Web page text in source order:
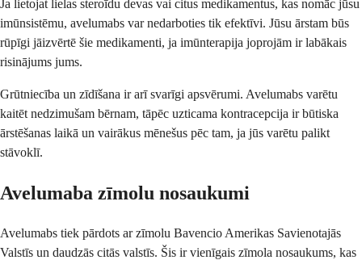
Ja lietojat lielas steroīdu devas vai citus medikamentus, kas nomāc jūsu
imūnsistēmu, avelumabs var nedarboties tik efektīvi. Jūsu ārstam būs
rūpīgi jāizvērtē šie medikamenti, ja imūnterapija joprojām ir labākais
risinājums jums.
Grūtniecība un zīdīšana ir arī svarīgi apsvērumi. Avelumabs varētu
kaitēt nedzimušam bērnam, tāpēc uzticama kontracepcija ir būtiska
ārstēšanas laikā un vairākus mēnešus pēc tam, ja jūs varētu palikt
stāvoklī.
Avelumaba zīmolu nosaukumi
Avelumabs tiek pārdots ar zīmolu Bavencio Amerikas Savienotajās
Valstīs un daudzās citās valstīs. Šis ir vienīgais zīmola nosaukums, kas